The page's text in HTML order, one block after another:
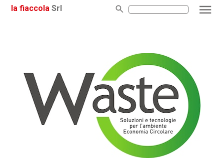
la fiaccola Srl